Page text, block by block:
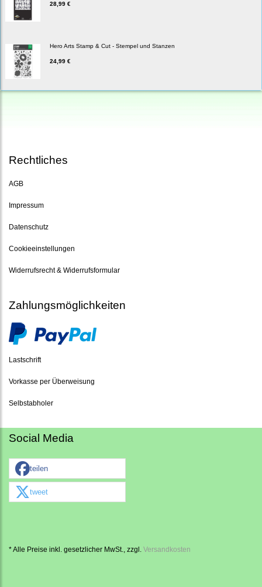
28,99 €
Hero Arts Stamp & Cut - Stempel und Stanzen
24,99 €
Rechtliches
AGB
Impressum
Datenschutz
Cookieeinstellungen
Widerrufsrecht & Widerrufsformular
Zahlungsmöglichkeiten
Lastschrift
Vorkasse per Überweisung
Selbstabholer
Social Media
teilen
tweet
* Alle Preise inkl. gesetzlicher MwSt., zzgl. Versandkosten